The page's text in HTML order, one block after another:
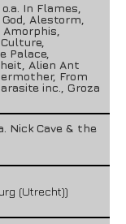
In Flames,
Alestorm,
Palace,
Alien Ant
From
inc., Groza
Nick Cave & the
(Utrecht))